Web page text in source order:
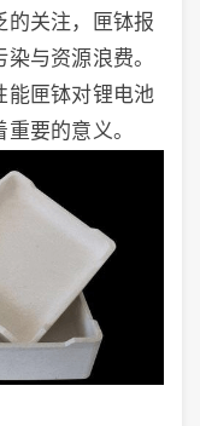
的关注，匣钵报
与资源浪费。
能匣钵对锂电池
要的意义。